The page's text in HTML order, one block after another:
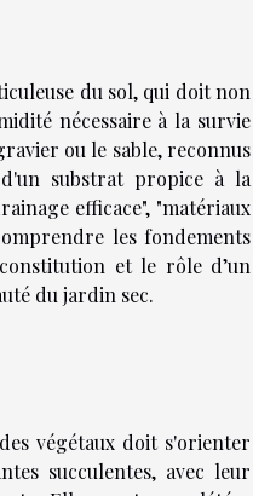
du sol, qui doit non
nécessaire à la survie
ou le sable, reconnus
substrat propice à la
efficace", "matériaux
les fondements
et le rôle d’un
du jardin sec.
végétaux doit s'orienter
succulentes, avec leur